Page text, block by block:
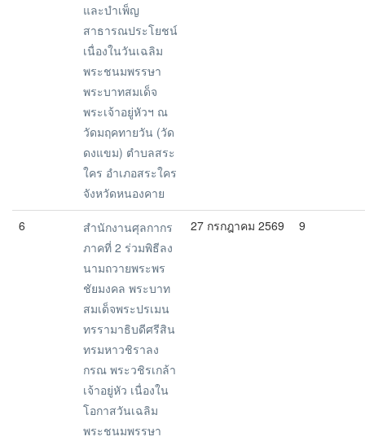
และบำเพ็ญ
สาธารณประโยชน์
เนื่องในวันเฉลิม
พระชนมพรรษา
พระบาทสมเด็จ
พระเจ้าอยู่หัวฯ ณ
วัดมฤคทายวัน (วัด
ดงแขม) ตำบลสระ
ใคร อำเภอสระใคร
จังหวัดหนองคาย
6
สำนักงานศุลกากร
ภาคที่ 2 ร่วมพิธีลง
นามถวายพระพร
ชัยมงคล พระบาท
สมเด็จพระปรเมน
ทรรามาธิบดีศรีสิน
ทรมหาวชิราลง
กรณ พระวชิรเกล้า
เจ้าอยู่หัว เนื่องใน
โอกาสวันเฉลิม
พระชนมพรรษา
27 กรกฎาคม 2569 9